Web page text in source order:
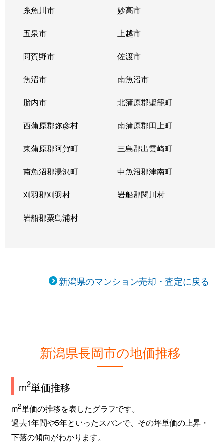
糸魚川市 妙高市
五泉市 上越市
阿賀野市 佐渡市
魚沼市 南魚沼市
胎内市 北蒲原郡聖籠町
西蒲原郡弥彦村 南蒲原郡田上町
東蒲原郡阿賀町 三島郡出雲崎町
南魚沼郡湯沢町 中魚沼郡津南町
刈羽郡刈羽村 岩船郡関川村
岩船郡粟島浦村
新潟県のマンション売却・査定に戻る
新潟県長岡市の地価推移
m2単価推移
m2単価の推移を表したグラフです。
過去1年間や5年といったスパンで、その坪単価の上昇・
下落の傾向がわかります。